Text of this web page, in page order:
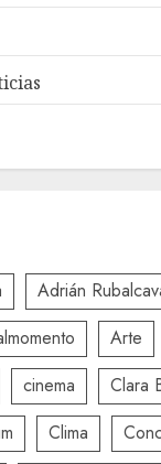
Adrián
Arte
cinema
Clara
Clima